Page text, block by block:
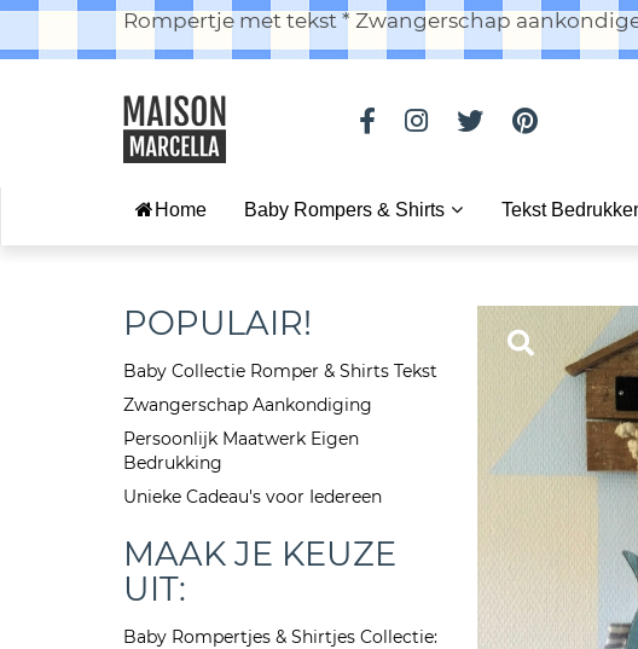
Rompertje met tekst * Zwangerschap
Home Baby Rompers & Shirts Tekst
POPULAIR!
Baby Collectie Romper & Shirts Tekst
Zwangerschap Aankondiging
Persoonlijk Maatwerk Eigen
Bedrukking
Unieke Cadeau's voor Iedereen
MAAK JE KEUZE
UIT:
Baby Rompertjes & Shirtjes Collectie: